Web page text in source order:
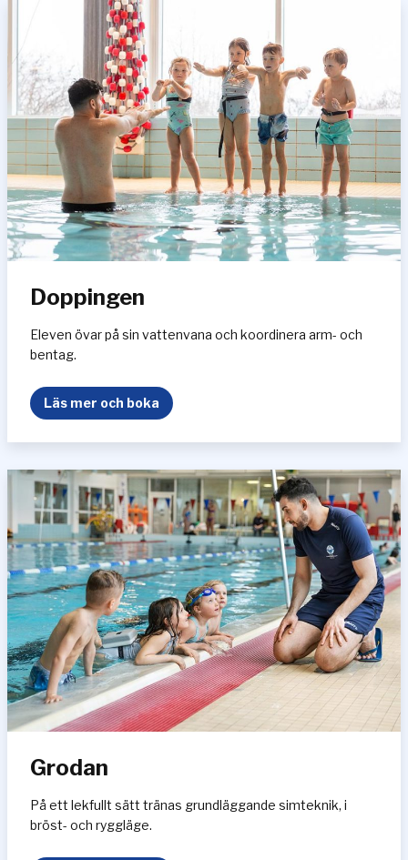
m
e
d
v
u
x
e
n
Doppingen
Eleven övar på sin vattenvana och koordinera arm- och
bentag.
Läs mer och boka
o
p
i
n
g
e
n
Grodan
På ett lekfullt sätt tränas grundläggande simteknik, i
bröst- och ryggläge.